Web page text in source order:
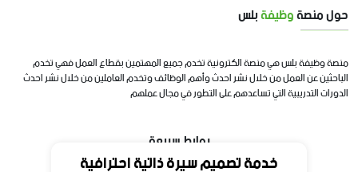
خدمة تصميم سيرة ذاتية احترافية
حول منصةوظيفةبلس
منصة وظيفة بلس هي منصة الكترونية تخدم جميع المهتمين بقطاع العمل فهي تخدم
الباحثين عن العمل من خلال نشر احدث وأهم الوظائف وتخدم العاملين من خلال نشر احدث
الدورات التدريبية التي تساعدهم على التطور في مجال عملهم
روابط سريعة